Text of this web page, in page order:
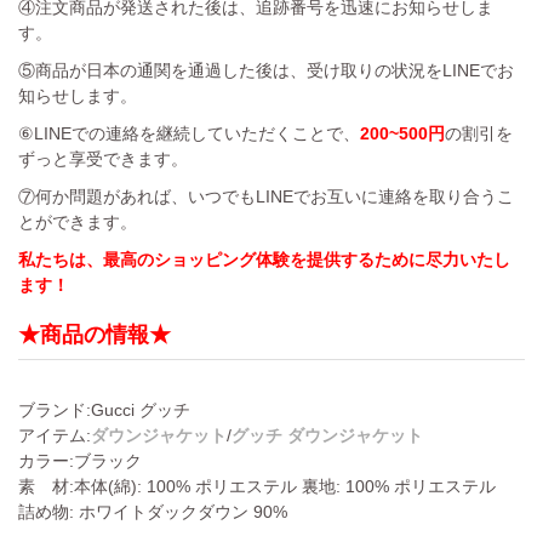
④注文商品が発送された後は、追跡番号を迅速にお知らせしま
す。
⑤商品が日本の通関を通過した後は、受け取りの状況をLINEでお
知らせします。
⑥LINEでの連絡を継続していただくことで、 200~500円の割引を
ずっと享受できます。
⑦何か問題があれば、いつでもLINEでお互いに連絡を取り合うこ
とができます。
私たちは、最高のショッピング体験を提供するために尽力いたし
ます！
★商品の情報★
ブランド:Gucci グッチ
アイテム:ダウンジャケット /グッチ ダウンジャケット
カラー:ブラック
素 材:本体(綿): 100% ポリエステル 裏地: 100% ポリエステル
詰め物: ホワイトダックダウン 90%